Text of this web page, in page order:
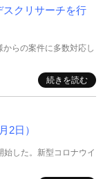
クリサーチを行
らの案件に多数対応し
続きを読む
2日）
した。新型コロナウイ